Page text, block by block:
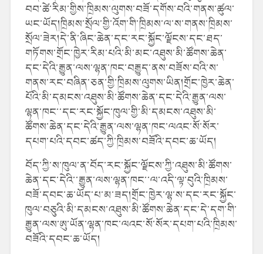
བབ་ཚེ་རིམ་གྱིས་ཁྲིམས་ལུགས་བཟོ་དགོས་བའི་གནས་ཚུལ་
ཡང་ཡོད།ཁྲིམས་སྲོལ་གྱི་འོག་གི་ཁྲིམས་ལ་ས་གནས་ཁྲིམས་
སྲོལ་ཟེར།དེ་ནི་ཞིང་ཆེན་དང་རང་སྐྱོང་ལྗོངས་དང་ཐད་
གཏོགས་གྲོང་ཁྱེར་རིམ་པའི་མི་མང་འཐུས་མི་ཚོགས་ཆེན་
དང་དེའི་རྒྱུན་ལས་ལྷན་ཁང་བརྒྱུད་ནས་བཟོས་བའི་ས་
གནས་རང་བཞིན་ཅན་གྱི་ཁྲིམས་ལུགས་ཡིན།གྲོང་ཁྱེར་ཆེན་
པོའི་མི་དམངས་འཐུས་མི་ཚོགས་ཆེན་དང་དེའི་རྒྱུན་ལས་
ལྷན་ཁང་་དང་རང་སྐྱོང་ཁུལ་གྱི་མི་དམངས་འཐུས་མི་
ཚོགས་ཆེན་དང་དེའི་རྒྱུན་ལས་ལྷན་ཁང་ལའང་སོ་སོར་
དཔག་པའི་དབང་ཚད་ཀྱི་ཁྲིམས་བཟོའི་དབང་ཆ་ཡོད།
བོད་ཀྱི་ས་ཁུལ་ན་བོད་རང་སྐྱོང་ལྗོངས་ཀྱི་འཐུས་མི་ཚོགས་
ཆེན་དང་དེའི་་རྒྱུན་ལས་ལྷན་ཁང་་ལ་འདི་ལྟ་བུའི་ཁྲིམས་
བཟོ་དབང་ཆ་ཡོད་པ་མ་ཟད།གྲོང་ཁྱེར་ལྷ་ས་དང་རང་སྐྱོང་
ཁུལ་བཅུའི་མི་དམངས་འཐུས་མི་ཚོགས་ཆེན་དང་དེ་དག་གི་
རྒྱུན་ལས་ཨུ་ཡོན་ལྷན་ཁང་ལའང་སོ་སོར་དཔག་པའི་ཁྲིམས་
བཟོའི་དབང་ཆ་ཡོད།